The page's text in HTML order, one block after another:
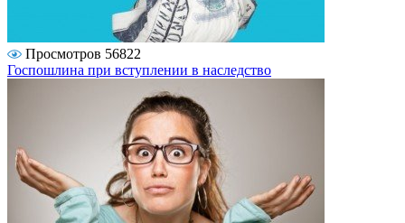
Просмотров 56822
Госпошлина при вступлении в наследство